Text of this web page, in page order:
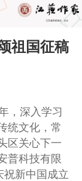
祖国征稿
，深入学习
统文化，常
区关心下一
普科技有限
祝新中国成立